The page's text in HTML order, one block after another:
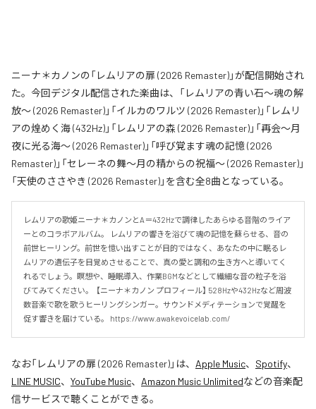
ニーナ＊カノンの「レムリアの扉 (2026 Remaster)」が配信開始され
た。今回デジタル配信された楽曲は、「レムリアの青い石〜魂の解
放〜 (2026 Remaster)」「イルカのワルツ (2026 Remaster)」「レムリ
アの煌めく海 (432Hz)」「レムリアの森 (2026 Remaster)」「再会〜月
夜に光る海〜 (2026 Remaster)」「呼び覚ます魂の記憶 (2026
Remaster)」「セレーネの舞〜月の精からの祝福〜 (2026 Remaster)」
「天使のささやき (2026 Remaster)」を含む全8曲となっている。
レムリアの歌姫ニーナ＊カノンとA＝432Hzで調律したあらゆる音階のライア
ーとのコラボアルバム。 レムリアの響きを浴びて魂の記憶を蘇らせる、音の
前世ヒーリング。前世を憶い出すことが目的ではなく、あなたの中に眠るレ
ムリアの遺伝子を目覚めさせることで、真の愛と調和の生き方へと導いてく
れるでしょう。瞑想や、睡眠導入、作業BGMなどとして繊細な音の粒子を浴
びてみてください。  【ニーナ＊カノン プロフィール】 528Hzや432Hzなど周波
数音楽で歌を歌うヒーリングシンガー。サウンドメディテーションで覚醒を
促す響きを届けている。 https://www.awakevoicelab.com/
なお「レムリアの扉 (2026 Remaster)」は、 Apple Music、 Spotify、
LINE MUSIC、 YouTube Music、 Amazon Music Unlimitedなどの音楽配
信サービスで聴くことができる。